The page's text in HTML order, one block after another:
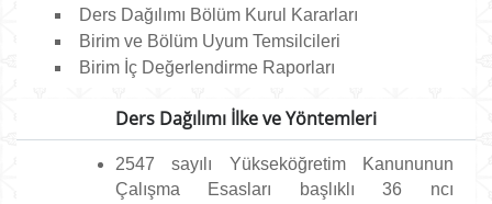
Ders Dağılımı Bölüm Kurul Kararları
Birim ve Bölüm Uyum Temsilcileri
Birim İç Değerlendirme Raporları
Ders Dağılımı İlke ve Yöntemleri
2547 sayılı Yükseköğretim Kanununun
Çalışma Esasları başlıklı 36 ncı